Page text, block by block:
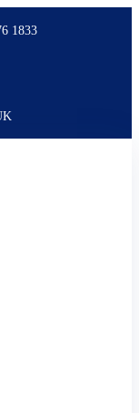
1833